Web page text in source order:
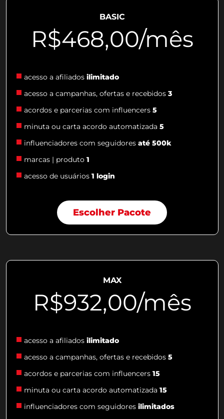
BASIC
R$468,00/mês
acesso a afiliados ilimitado
acesso a campanhas, ofertas e recebidos 3
acordos e parcerias com influencers 5
minuta ou carta acordo automatizada 5
influenciadores com seguidores até 500k
marcas | produto 1
acesso de usuários 1 login
Escolher Pacote
MAX
R$932,00/mês
acesso a afiliados ilimitado
acesso a campanhas, ofertas e recebidos 5
acordos e parcerias com influencers 15
minuta ou carta acordo automatizada 15
influenciadores com seguidores ilimitados